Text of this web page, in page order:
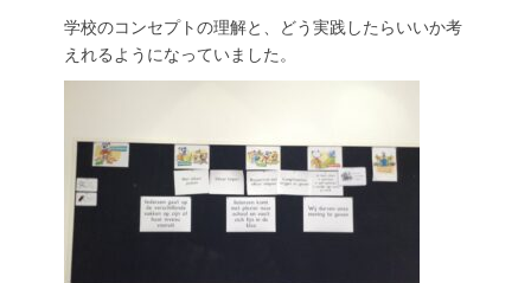
学校のコンセプトの理解と、どう実践したらいいか考
えれるようになっていました。